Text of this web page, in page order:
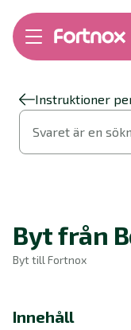
Bokföring
Fakturering
Byt till Fortnox
Felsökning
Support Play
Nyheter
Instruktioner
Svaret är en
Byt från
Byt till Fortnox
Innehåll